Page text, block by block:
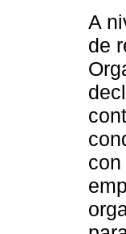
A
de